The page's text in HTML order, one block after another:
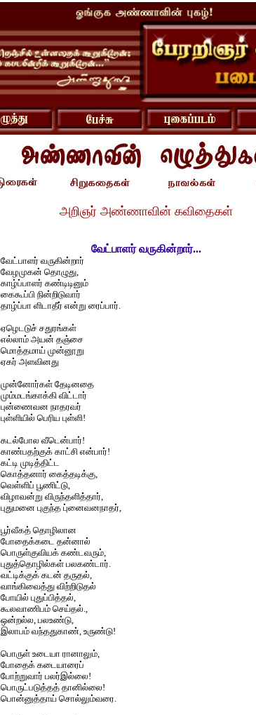
அறிஞர் அண்ணாவின் கவிதைகள்
வேட்பாளர் வருகின்றார்...
வேட்பாளர் வருகின்றார்
வேழமுகன் தொழுது,
காழ்ப்பாளர் கண்டிடினும்
கைகூப்பி நின்றிடுவார்
தாழ்ப்பா ளிடாதீர் என்று ரைப்பார்.
ஏழெடடுச் சதுரங்கள்
எல்லாம் அயன் தஞ்சை
மொத்தமாய் முன்னூறு
ஏகர் அளவினது
முன்னோர்கள் தேடினதை
மும்மடங்காக்கி விட்டார்
புன்ணைவன நாதரவர்
புள்ளியில் பெரிய புள்ளி!
கடல்போல வீடென்பார்!
காண்பதற்குக் காட்சி என்பார்!
கட்டி முடித்திட்ட
கொத்தனார் கைத்தடிக்கு,
வெள்ளிப் பூணிட்டு,
விழாவன்று விருந்தளித்தார்,
புதுமனை புகுந்த பு்னைவனநாதர்,
பூர்வீகத் தொழிலான
போதைக்கடை தன்னால்
பொருள்குவியக் கண்டவரும்,
புதுத்தொழில்கள் பலகண்டார்.
வட்டிக்குக் கடன் தருதல்,
வாங்கிவைத்து விற்றிடுதல்
போயில் புதுப்பித்தல்,
கூலவாணிபம் செய்தல்.,
ஒன்றல்ல, பலஉண்டு,
இலாபம் வந்ததுகாண், உருண்டு!
பொருள் உடையா ரானாலும்,
போதைக் கடையாரைப்
போற்றுவார் பலர்இல்லை!
பொருட்படுத்தத் தானில்லை!
பொன்னுத்தாய் சொல்லும்வரை.